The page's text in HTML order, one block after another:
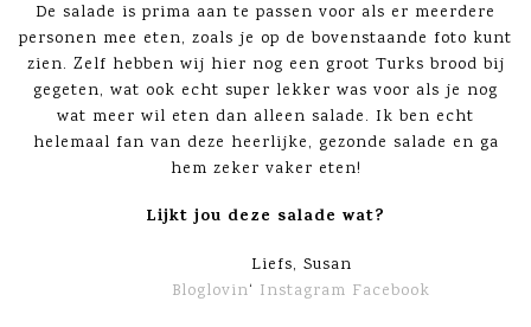
De salade is prima aan te passen voor als er meerdere
personen mee eten, zoals je op de bovenstaande foto kunt
zien. Zelf hebben wij hier nog een groot Turks brood bij
gegeten, wat ook echt super lekker was voor als je nog
wat meer wil eten dan alleen salade. Ik ben echt
helemaal fan van deze heerlijke, gezonde salade en ga
hem zeker vaker eten!
Lijkt jou deze salade wat?
Liefs, Susan
Bloglovin‘ Instagram Facebook